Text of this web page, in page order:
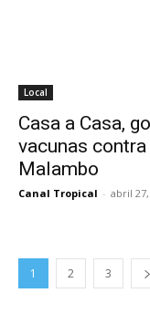
Local
Casa a Casa,
vacunas
Malambo
Canal Tropical - abril
1 2 3